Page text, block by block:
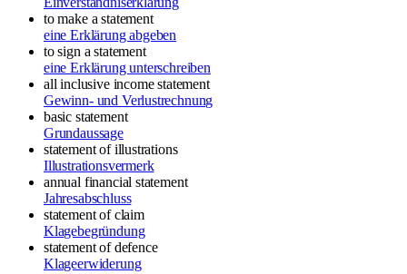
to make a statement
eine Erklärung abgeben
to sign a statement
eine Erklärung unterschreiben
all inclusive income statement
Gewinn- und Verlustrechnung
basic statement
Grundaussage
statement of illustrations
Illustrationsvermerk
annual financial statement
Jahresabschluss
statement of claim
Klagebegründung
statement of defence
Klageerwiderung